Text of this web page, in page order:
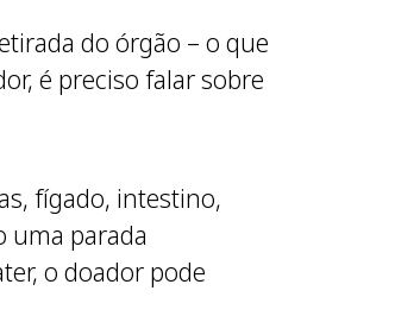
do órgão – o que
é preciso falar sobre
fígado, intestino,
uma parada
o doador pode